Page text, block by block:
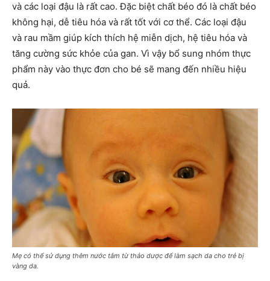
và các loại đậu là rất cao. Đặc biệt chất béo đó là chất béo
không hại, dễ tiêu hóa và rất tốt với cơ thể. Các loại đậu
và rau mầm giúp kích thích hệ miễn dịch, hệ tiêu hóa và
tăng cường sức khỏe của gan. Vì vậy bổ sung nhóm thực
phẩm này vào thực đơn cho bé sẽ mang đến nhiều hiệu
quả.
Mẹ có thể sử dụng thêm nước tắm từ thảo dược để làm sạch da cho trẻ bị
vàng da.